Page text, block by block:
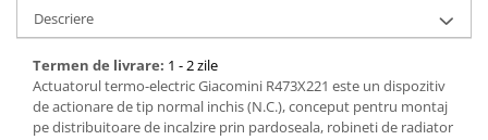
Bucatarie
Mobila bucatarie
Dulapuri si rafturi depozitare
Descriere
Termen de livrare: 1 - 2 zile
Actuatorul termo-electric Giacomini R473X221 este un dispozitiv
de actionare de tip normal inchis (N.C.), conceput pentru montaj
pe distribuitoare de incalzire prin pardoseala, robineti de radiator